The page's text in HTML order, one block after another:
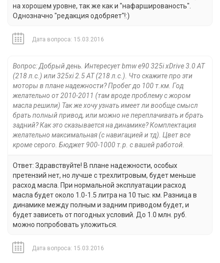
на хорошем уровне, так же как и "нафаршированость".
Однозначно "редакция одобряет"!:)
Дата вопроса: 15.03.2016
Вопрос: Добрый день. Интересует bmw e90 325i xDrive 3.0 AT
(218 л.с.) или 325xi 2.5 AT (218 л.с.). Что скажите про эти
моторы в плане надежности? Пробег до 100 т.км. Год
желательно от 2010-2011 (там вроде проблему с жором
масла решили) Так же хочу узнать имеет ли вообще смысл
брать полный привод, или можно не переплачивать и брать
задний? Как это сказывается на динамике? Комплектация
желательно максимальная (с навигацией и тд). Цвет все
кроме серого. Бюджет 900-1000 т.р. с вашей работой.
Ответ: Здравствуйте! В плане надежности, особых
претензий нет, но лучше с трехлитровым, будет меньше
расход масла. При нормальной эксплуатации расход
масла будет около 1.0-1.5 литра на 10 тыс. км. Разница в
динамике между полным и задним приводом будет, и
будет зависеть от погодных условий. До 1.0 млн. руб.
можно попробовать уложиться.
Дата вопроса: 15.03.2016